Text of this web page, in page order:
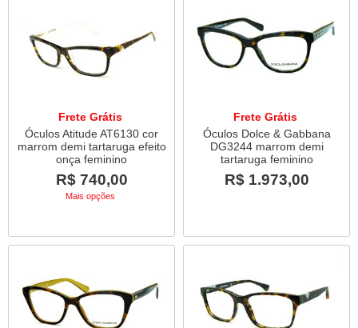
Frete Grátis
Óculos Atitude AT6130 cor
marrom demi tartaruga efeito
onça feminino
R$ 740,00
Mais opções
Frete Grátis
Óculos Dolce & Gabbana
DG3244 marrom demi
tartaruga feminino
R$ 1.973,00